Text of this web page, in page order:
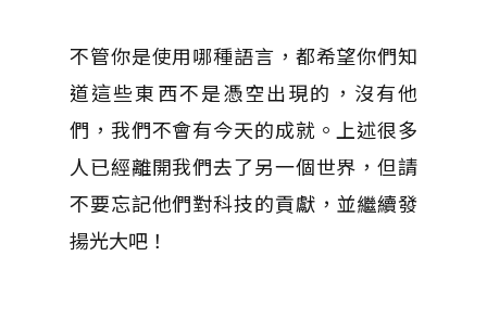
不管你是使用哪種語言，都希望你們知
道這些東西不是憑空出現的，沒有他
們，我們不會有今天的成就。上述很多
人已經離開我們去了另一個世界，但請
不要忘記他們對科技的貢獻，並繼續發
揚光大吧！